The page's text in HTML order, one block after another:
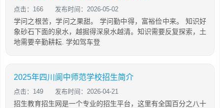
点击：166 发布时间：2026-05-02
学问之根苦，学问之果甜。 学问勤中得，富裕俭中来。 知识好
象砂石下面的泉水，越掘得深泉水越清。知识需要反复探索，土
地需要辛勤耕耘. 学如驾车登
2025年四川阆中师范学校招生简介
点击：149 发布时间：2026-04-21
招生教育招生网是一个专业的招生平台，这里有全国百分之八十